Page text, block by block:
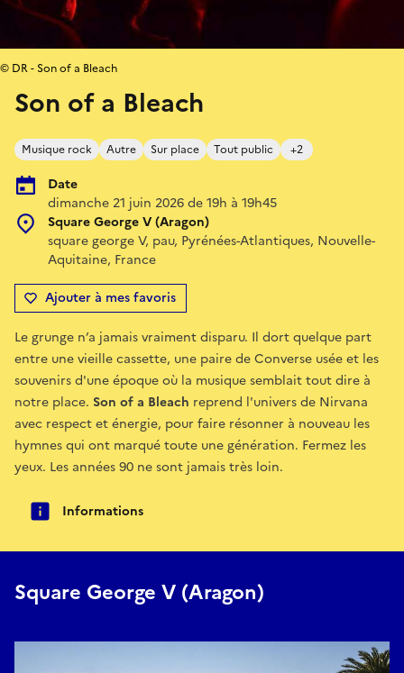
Son of a Bleach
Musique rock Autre Sur place Tout public +2
Date
dimanche 21 juin 2026 de 19h à 19h45
Square George V (Aragon)
square george V, pau, Pyrénées-Atlantiques, Nouvelle-
Aquitaine, France
Ajouter à mes favoris
© DR - Son of a Bleach
Le grunge n’a jamais vraiment disparu. Il dort quelque part
entre une vieille cassette, une paire de Converse usée et les
souvenirs d'une époque où la musique semblait tout dire à
notre place. Son of a Bleach reprend l'univers de Nirvana
avec respect et énergie, pour faire résonner à nouveau les
hymnes qui ont marqué toute une génération. Fermez les
yeux. Les années 90 ne sont jamais très loin.
Informations
Square George V (Aragon)